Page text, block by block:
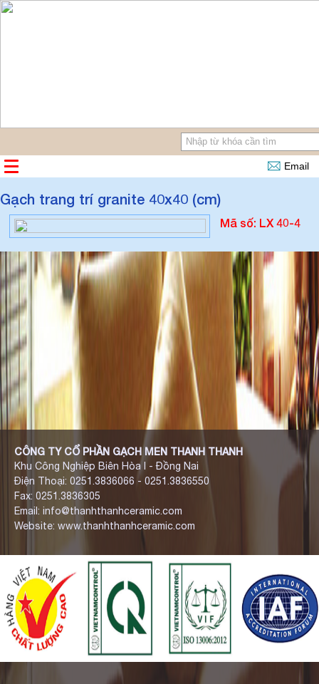
Email
Gạch trang trí granite 40x40 (cm)
Mã số: LX 40-4
CÔNG TY CỔ PHẦN GẠCH MEN THANH THANH
Khu Công Nghiệp Biên Hòa I - Đồng Nai
Điện Thoại: 0251.3836066 - 0251.3836550
Fax: 0251.3836305
Email: info@thanhthanhceramic.com
Website: www.thanhthanhceramic.com